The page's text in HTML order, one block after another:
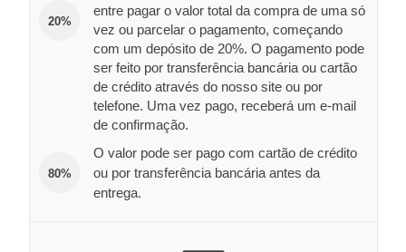
20%
entre pagar o valor total da compra de uma só
vez ou parcelar o pagamento, começando
com um depósito de 20%. O pagamento pode
ser feito por transferência bancária ou cartão
de crédito através do nosso site ou por
telefone. Uma vez pago, receberá um e-mail
de confirmação.
80%
O valor pode ser pago com cartão de crédito
ou por transferência bancária antes da
entrega.